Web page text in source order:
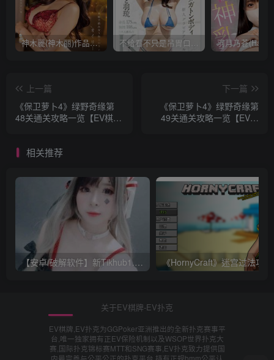
神木麗(神木丽)作品STARS-804发布！出道一周年，华丽布拉甲闪亮动人！【EV棋牌】 不给看不只是吊胃口！K奶的みなと羽琉(凑羽琉)原来是无码妹「水原圣子」？【EV棋牌】
上一篇
《保卫萝卜4》绿野奇缘第
48关通关攻略一览【EV棋
下一篇
《保卫萝卜4》绿野奇缘第
49关通关攻略一览【EV棋
相关推荐
【安卓/破解软件】新Tikhub1.13 解锁付费限制，超级会员破解版【EV棋牌】
关于EV棋牌-EV扑克
EV棋牌,EV扑克为GGPoker亚洲推出的全新扑克赛事平
台,唯一独家拥有正EV保险机制以及WSOP世界扑克大
赛,国际扑克锦标赛MTT和SNG赛事,EV扑克致力提供国